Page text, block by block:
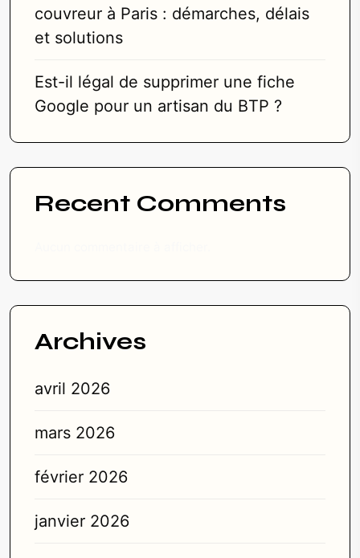
couvreur à Paris : démarches, délais
et solutions
Est-il légal de supprimer une fiche
Google pour un artisan du BTP ?
Recent Comments
Archives
avril 2026
mars 2026
février 2026
janvier 2026